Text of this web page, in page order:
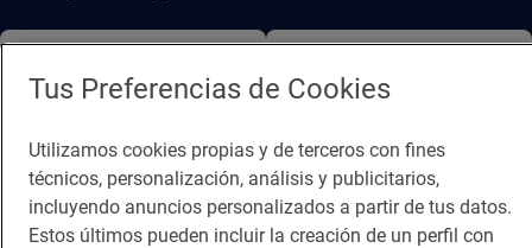
Comer
Viajar
Contacto
Sala de prensa
Tus Preferencias de Cookies
Utilizamos cookies propias y de terceros con fines
técnicos, personalización, análisis y publicitarios,
incluyendo anuncios personalizados a partir de tus datos.
Estos últimos pueden incluir la creación de un perfil con